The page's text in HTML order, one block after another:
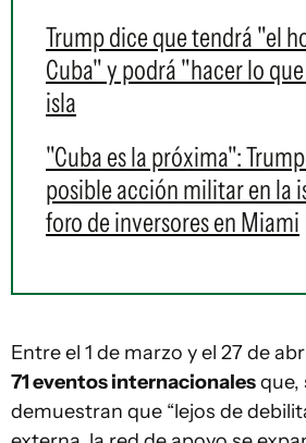
Trump dice que tendrá "el
Cuba" y podrá "hacer lo
isla
"Cuba es la próxima":
posible acción militar en la
foro de inversores en Miami
Entre el 1 de marzo y el 27 de
71 eventos internacionalesque,
demuestran que “lejos de